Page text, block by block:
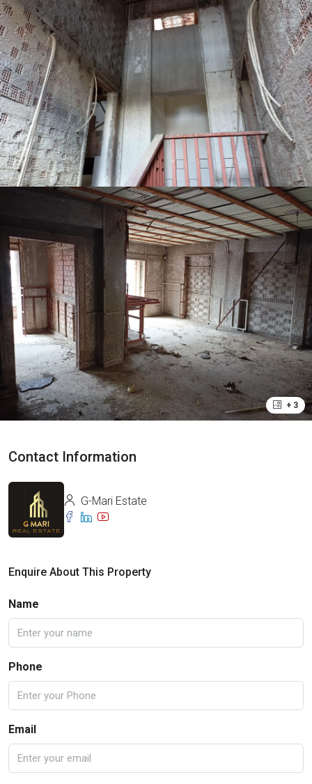
+ 3
Contact Information
G-Mari Estate
Enquire About This Property
Name
Phone
Email